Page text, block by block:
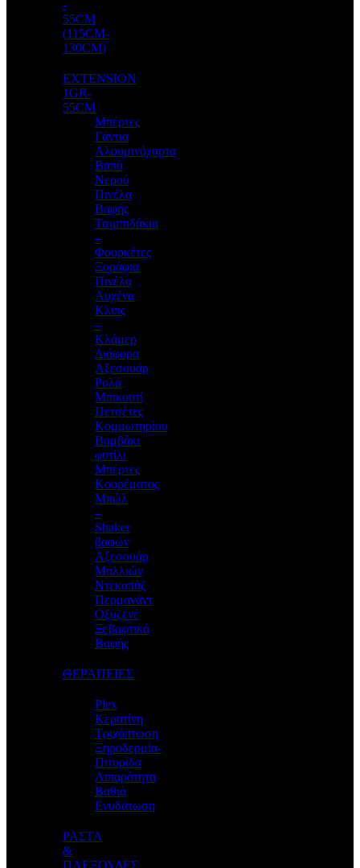
-
55CM
(115CM-
130CM)
EXTENSION
1GR-
55CM
Μπέρτες
Γάντια
Αλουμινόχαρτα
Βαπό
Νερού
Πινέλα
Βαφής
Τσιμπιδάκια
–
Φουρκέτες
Ξυράφια
Πινέλα
Αυχένα
Κλιπς
–
Κλάμερ
Διάφορα
Αξεσουάρ
Ρολά
Μπικουτί
Πετσέτες
Κομμωτηρίου
Βαμβάκι
φυτίλι
Μπέρτες
Κουρέματος
Μπώλ
–
Shaker
βαφών
Αξεσουάρ
Μαλλιών
Ντεκαπάζ
Περμανάντ
Οξυζενέ
Ξεβαφτικά
Βαφής
ΘΕΡΑΠΕΙΕΣ
Plex
Κερατίνη
Τριχόπτωση
Ξηροδερμία-
Πιτυρίδα
Λιπαρότητα
Βαθιά
Ενυδάτωση
ΡΑΣΤΑ
&